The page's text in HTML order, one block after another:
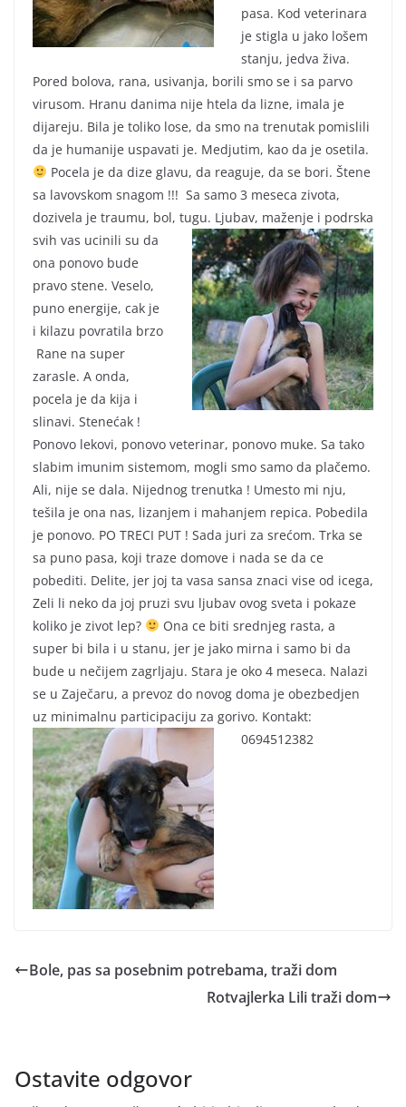
pasa. Kod veterinara
je stigla u jako lošem
stanju, jedva živa.
Pored bolova, rana, usivanja, borili smo se i sa parvo
virusom. Hranu danima nije htela da lizne, imala je
dijareju. Bila je toliko lose, da smo na trenutak pomislili
da je humanije uspavati je. Medjutim, kao da je osetila.
Pocela je da dize glavu, da reaguje, da se bori. Štene
sa lavovskom snagom !!! Sa samo 3 meseca zivota,
dozivela je traumu, bol, tugu. Ljubav, maženje i podrska
svih vas ucinili su da
ona ponovo bude
pravo stene. Veselo,
puno energije, cak je
i kilazu povratila brzo
Rane na super
zarasle. A onda,
pocela je da kija i
slinavi. Stenećak !
Ponovo lekovi, ponovo veterinar, ponovo muke. Sa tako
slabim imunim sistemom, mogli smo samo da plačemo.
Ali, nije se dala. Nijednog trenutka ! Umesto mi nju,
tešila je ona nas, lizanjem i mahanjem repica. Pobedila
je ponovo. PO TRECI PUT ! Sada juri za srećom. Trka se
sa puno pasa, koji traze domove i nada se da ce
pobediti. Delite, jer joj ta vasa sansa znaci vise od icega,
Zeli li neko da joj pruzi svu ljubav ovog sveta i pokaze
koliko je zivot lep?
Ona ce biti srednjeg rasta, a
super bi bila i u stanu, jer je jako mirna i samo bi da
bude u nečijem zagrljaju. Stara je oko 4 meseca. Nalazi
se u Zaječaru, a prevoz do novog doma je obezbedjen
uz minimalnu participaciju za gorivo. Kontakt:
0694512382
Bole, pas sa posebnim potrebama, traži dom
Rotvajlerka Lili traži dom
Ostavite odgovor